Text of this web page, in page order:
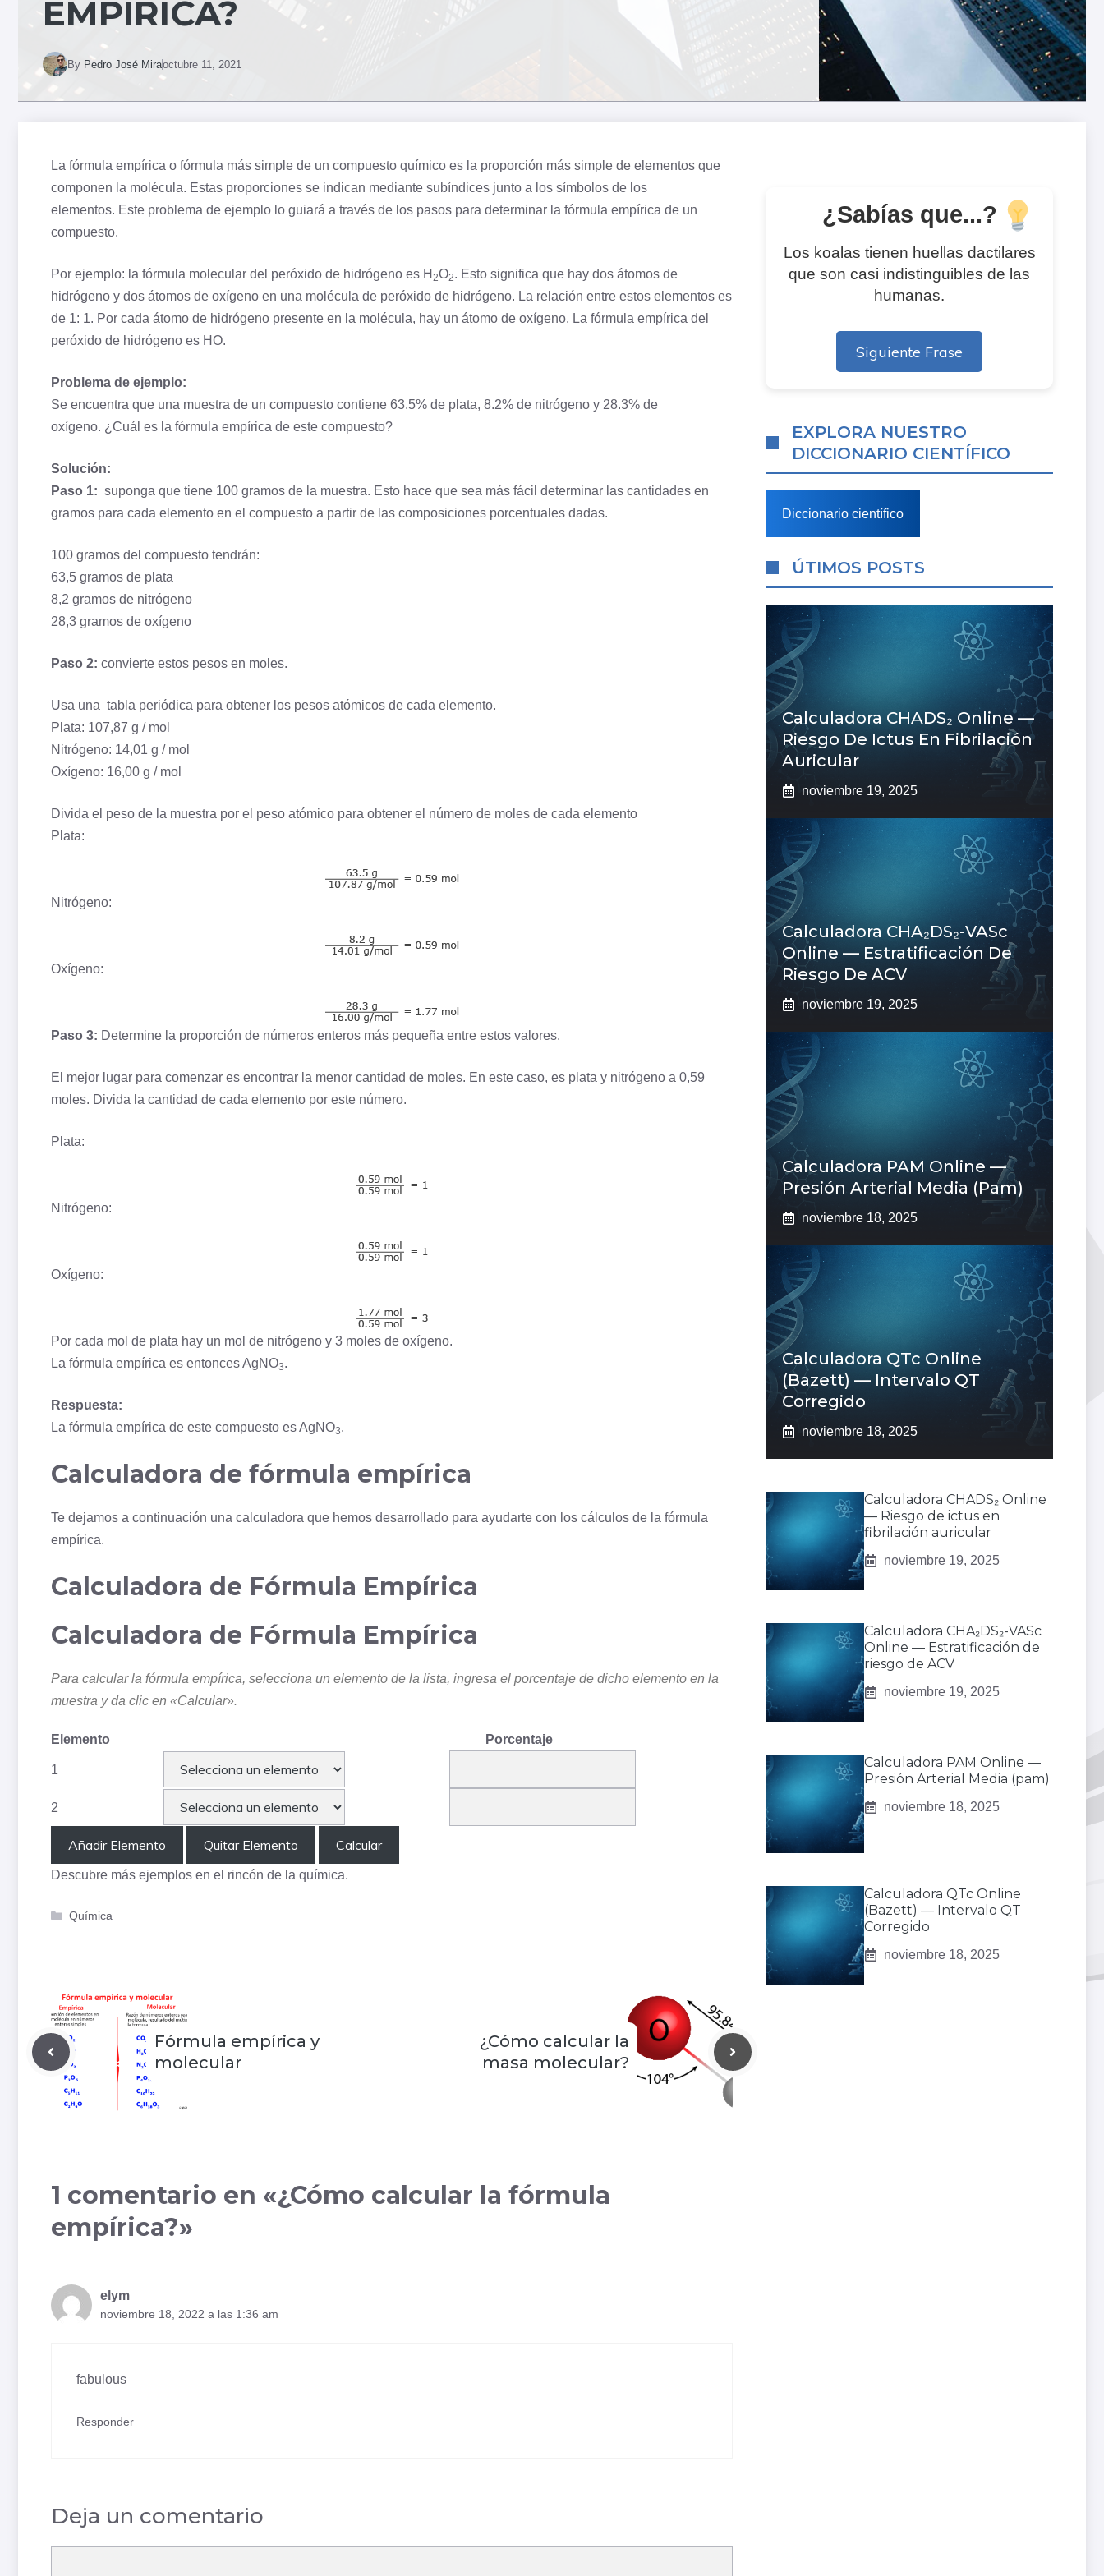
EMPÍRICA?
By Pedro José Miraoctubre 11, 2021
La fórmula empírica o fórmula más simple de un compuesto químico es la proporción más simple de elementos que
componen la molécula. Estas proporciones se indican mediante subíndices junto a los símbolos de los
elementos. Este problema de ejemplo lo guiará a través de los pasos para determinar la fórmula empírica de un
compuesto.
Por ejemplo: la fórmula molecular del peróxido de hidrógeno es H 2O2. Esto significa que hay dos átomos de
hidrógeno y dos átomos de oxígeno en una molécula de peróxido de hidrógeno. La relación entre estos elementos es
de 1: 1. Por cada átomo de hidrógeno presente en la molécula, hay un átomo de oxígeno. La fórmula empírica del
peróxido de hidrógeno es HO.
Problema de ejemplo:
Se encuentra que una muestra de un compuesto contiene 63.5% de plata, 8.2% de nitrógeno y 28.3% de
oxígeno. ¿Cuál es la fórmula empírica de este compuesto?
Solución:
Paso 1: suponga que tiene 100 gramos de la muestra. Esto hace que sea más fácil determinar las cantidades en
gramos para cada elemento en el compuesto a partir de las composiciones porcentuales dadas.
100 gramos del compuesto tendrán:
63,5 gramos de plata
8,2 gramos de nitrógeno
28,3 gramos de oxígeno
Paso 2: convierte estos pesos en moles.
Usa una tabla periódica para obtener los pesos atómicos de cada elemento.
Plata: 107,87 g / mol
Nitrógeno: 14,01 g / mol
Oxígeno: 16,00 g / mol
Divida el peso de la muestra por el peso atómico para obtener el número de moles de cada elemento
Plata:
Nitrógeno:
Oxígeno:
Paso 3: Determine la proporción de números enteros más pequeña entre estos valores.
El mejor lugar para comenzar es encontrar la menor cantidad de moles. En este caso, es plata y nitrógeno a 0,59
moles. Divida la cantidad de cada elemento por este número.
Plata:
Nitrógeno:
Oxígeno:
Por cada mol de plata hay un mol de nitrógeno y 3 moles de oxígeno.
La fórmula empírica es entonces AgNO3.
Respuesta:
La fórmula empírica de este compuesto es AgNO3.
Calculadora de fórmula empírica
Te dejamos a continuación una calculadora que hemos desarrollado para ayudarte con los cálculos de la fórmula
empírica.
Calculadora de Fórmula Empírica
Calculadora de Fórmula Empírica
Para calcular la fórmula empírica, selecciona un elemento de la lista, ingresa el porcentaje de dicho elemento en la
muestra y da clic en «Calcular».
Elemento Porcentaje
1
2
Añadir Elemento Quitar Elemento Calcular
Descubre más ejemplos en el rincón de la química.
Categorías
Química
Fórmula empírica y
molecular
¿Cómo calcular la
masa molecular?
1 comentario en «¿Cómo calcular la fórmula
empírica?»
elym
noviembre 18, 2022 a las 1:36 am
fabulous
Responder
Deja un comentario
¿Sabías que...?
Los koalas tienen huellas dactilares
que son casi indistinguibles de las
humanas.
Siguiente Frase
EXPLORA NUESTRO
DICCIONARIO CIENTÍFICO
Diccionario científico
ÚTIMOS POSTS
Calculadora CHADS₂ Online —
Riesgo De Ictus En Fibrilación
Auricular
noviembre 19, 2025
Calculadora CHA₂DS₂-VASc
Online — Estratificación De
Riesgo De ACV
noviembre 19, 2025
Calculadora PAM Online —
Presión Arterial Media (pam)
noviembre 18, 2025
Calculadora QTc Online
(Bazett) — Intervalo QT
Corregido
noviembre 18, 2025
Calculadora CHADS₂ Online
— Riesgo de ictus en
fibrilación auricular
noviembre 19, 2025
Calculadora CHA₂DS₂-VASc
Online — Estratificación de
riesgo de ACV
noviembre 19, 2025
Calculadora PAM Online —
Presión Arterial Media (pam)
noviembre 18, 2025
Calculadora QTc Online
(Bazett) — Intervalo QT
Corregido
noviembre 18, 2025